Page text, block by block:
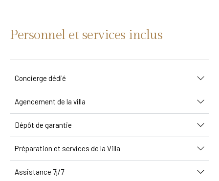
Personnel et services inclus
Concierge dédié
Agencement de la villa
Dépôt de garantie
Préparation et services de la Villa
Assistance 7j/7